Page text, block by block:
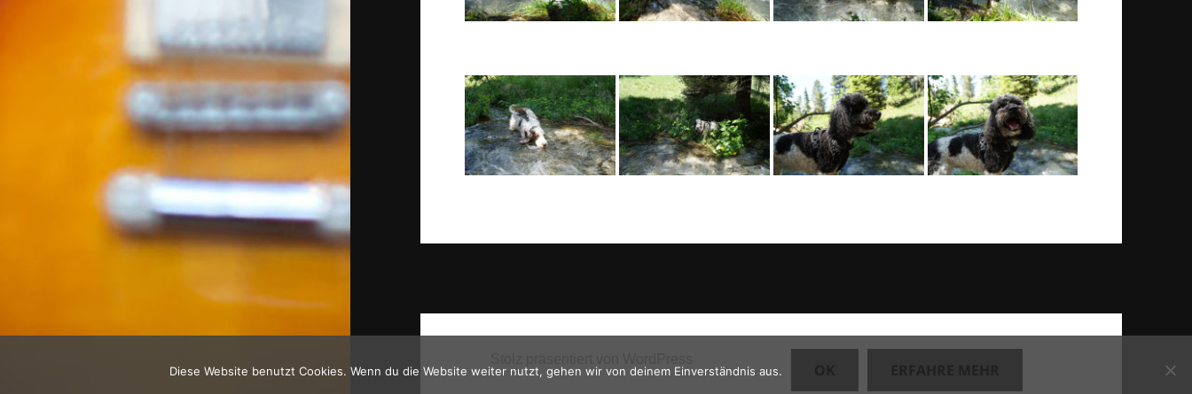
Diese Website benutzt Cookies. Wenn du die Website weiter nutzt, gehen wir von deinem Einverständnis aus.